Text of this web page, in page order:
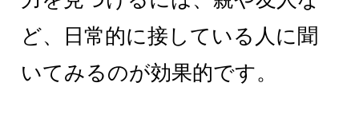
ど、日常的に接している人に聞
いてみるのが効果的です。